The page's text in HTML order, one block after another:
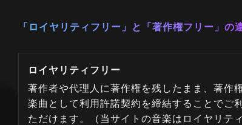
「ロイヤリティフリー」と「著作権フリー」の
ロイヤリティフリー
著作者や代理人に著作権を残したまま、著作
楽曲として利用許諾契約を締結することでご
ただけます。（当サイトの音楽はロイヤリテ